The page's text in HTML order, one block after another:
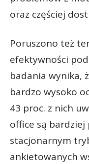
oraz częściej
Poruszono też
efektywności
badania wynika,
bardzo wysoko
43 proc. z nich
office są
stacjonarnym
ankietowanych